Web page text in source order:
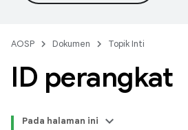
AOSP Dokumen Topik Inti
ID perangkat
Pada halaman ini